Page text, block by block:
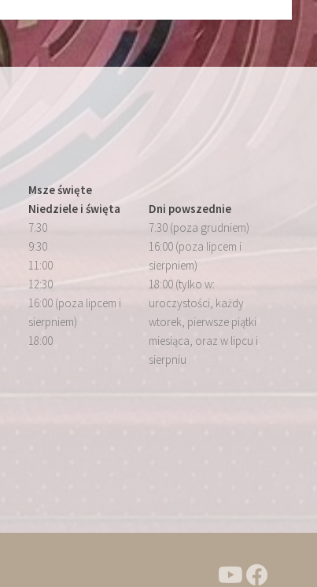
Msze święte
Niedziele i święta
7:30
9:30
11:00
12:30
16:00 (poza lipcem i
sierpniem)
18:00
Dni powszednie
7:30 (poza grudniem)
16:00 (poza lipcem i
sierpniem)
18:00 (tylko w:
uroczystości, każdy
wtorek, pierwsze piątki
miesiąca, oraz w lipcu i
sierpniu